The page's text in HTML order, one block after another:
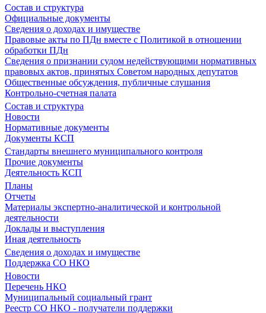
Состав и структура
Официальные документы
Сведения о доходах и имуществе
Правовые акты по ПДн вместе с Политикой в отношении
обработки ПДн
Сведения о признании судом недействующими нормативных
правовых актов, принятых Советом народных депутатов
Общественные обсуждения, публичные слушания
Контрольно-счетная палата
Состав и структура
Новости
Нормативные документы
Документы КСП
Стандарты внешнего муниципального контроля
Прочие документы
Деятельность КСП
Планы
Отчеты
Материалы экспертно-аналитической и контрольной
деятельности
Доклады и выступления
Иная деятельность
Сведения о доходах и имуществе
Поддержка СО НКО
Новости
Перечень НКО
Муниципальный социальный грант
Реестр СО НКО - получатели поддержки